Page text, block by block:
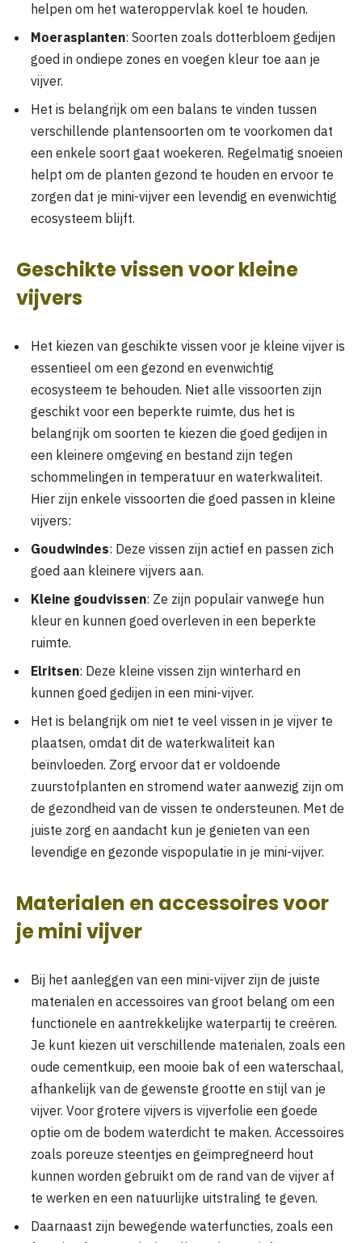
helpen om het wateroppervlak koel te houden.
Moerasplanten: Soorten zoals dotterbloem gedijen
goed in ondiepe zones en voegen kleur toe aan je
vijver.
Het is belangrijk om een balans te vinden tussen
verschillende plantensoorten om te voorkomen dat
een enkele soort gaat woekeren. Regelmatig snoeien
helpt om de planten gezond te houden en ervoor te
zorgen dat je mini-vijver een levendig en evenwichtig
ecosysteem blijft.
Geschikte vissen voor kleine
vijvers
Het kiezen van geschikte vissen voor je kleine vijver is
essentieel om een gezond en evenwichtig
ecosysteem te behouden. Niet alle vissoorten zijn
geschikt voor een beperkte ruimte, dus het is
belangrijk om soorten te kiezen die goed gedijen in
een kleinere omgeving en bestand zijn tegen
schommelingen in temperatuur en waterkwaliteit.
Hier zijn enkele vissoorten die goed passen in kleine
vijvers:
Goudwindes: Deze vissen zijn actief en passen zich
goed aan kleinere vijvers aan.
Kleine goudvissen: Ze zijn populair vanwege hun
kleur en kunnen goed overleven in een beperkte
ruimte.
Elritsen: Deze kleine vissen zijn winterhard en
kunnen goed gedijen in een mini-vijver.
Het is belangrijk om niet te veel vissen in je vijver te
plaatsen, omdat dit de waterkwaliteit kan
beïnvloeden. Zorg ervoor dat er voldoende
zuurstofplanten en stromend water aanwezig zijn om
de gezondheid van de vissen te ondersteunen. Met de
juiste zorg en aandacht kun je genieten van een
levendige en gezonde vispopulatie in je mini-vijver.
Materialen en accessoires voor
je mini vijver
Bij het aanleggen van een mini-vijver zijn de juiste
materialen en accessoires van groot belang om een
functionele en aantrekkelijke waterpartij te creëren.
Je kunt kiezen uit verschillende materialen, zoals een
oude cementkuip, een mooie bak of een waterschaal,
afhankelijk van de gewenste grootte en stijl van je
vijver. Voor grotere vijvers is vijverfolie een goede
optie om de bodem waterdicht te maken. Accessoires
zoals poreuze steentjes en geïmpregneerd hout
kunnen worden gebruikt om de rand van de vijver af
te werken en een natuurlijke uitstraling te geven.
Daarnaast zijn bewegende waterfuncties, zoals een